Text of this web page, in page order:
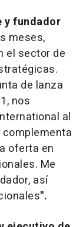
y fundador
meses,
el sector de
de lanza
nos
al
complementa
oferta en
Me
así
".